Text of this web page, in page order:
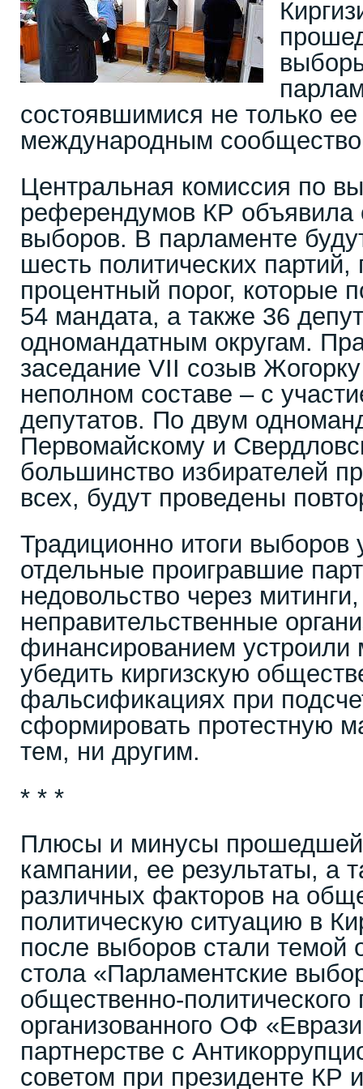
состоявшимися не только
международным
Центральная комиссия по
референдумов КР объявила
выборов. В парламенте
шесть политических
процентный порог, которые
54 мандата, а также 36
одномандатным округам.
заседание VII созыв
неполном составе – с
депутатов. По двум
Первомайскому и
большинство избирателей
всех, будут проведены
Традиционно итоги выборов
отдельные проигравшие
недовольство через
неправительственные
финансированием устроили
убедить киргизскую
фальсификациях при
сформировать протестную
тем, ни другим.
* * *
Плюсы и минусы прошедшей
кампании, ее результаты, а
различных факторов на
политическую ситуацию в
после выборов стали темой
стола «Парламентские
общественно-политического
организованного ОФ
партнерстве с
советом при президенте КР